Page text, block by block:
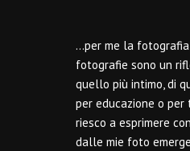
…per me la
fotografie sono un
quello più intimo, di
per educazione o per
riesco a esprimere
dalle mie foto